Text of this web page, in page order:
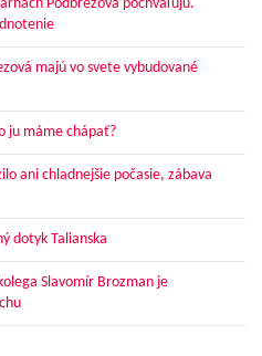
Podbrezová pochvaľujú.
majú vo svete vybudované
ju máme chápať?
ani chladnejšie počasie, zábava
dotyk Talianska
Slavomír Brozman je